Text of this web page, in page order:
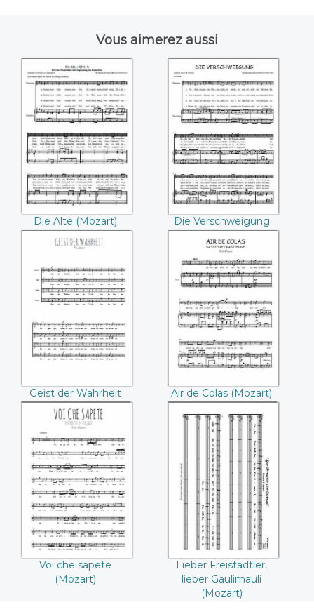
Vous aimerez aussi
Die Alte ((Mozart))
Die Alte (Mozart)
Die Verschweigung
((Mozart))
Die Verschweigung
(Mozart)
Geist der Wahrheit
((Mozart))
Geist der Wahrheit
(Mozart)
Air de Colas
((Mozart))
Air de Colas (Mozart)
Voi che sapete
((Mozart))
Voi che sapete
(Mozart)
Lieber Freistädtler,
lieber Gaulimauli
((Mozart))
Lieber Freistädtler,
lieber Gaulimauli
(Mozart)